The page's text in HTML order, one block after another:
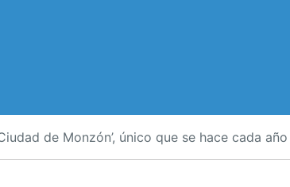
de Monzón’, único que se hace cada